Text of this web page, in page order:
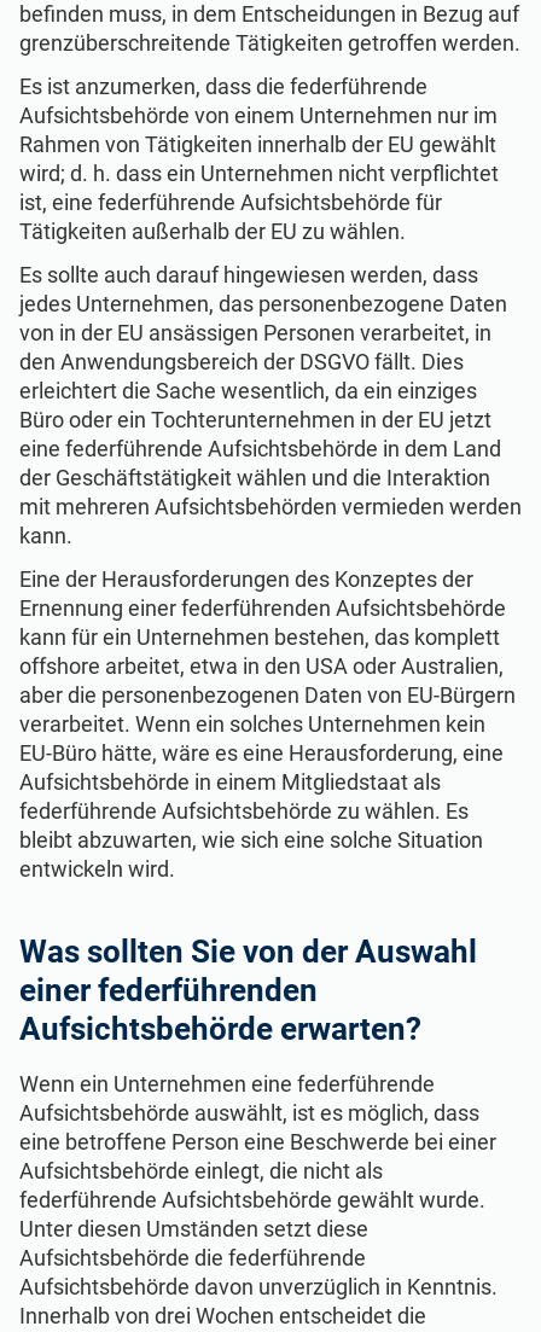
befinden muss, in dem Entscheidungen in Bezug auf
grenzüberschreitende Tätigkeiten getroffen werden.
Es ist anzumerken, dass die federführende
Aufsichtsbehörde von einem Unternehmen nur im
Rahmen von Tätigkeiten innerhalb der EU gewählt
wird; d. h. dass ein Unternehmen nicht verpflichtet
ist, eine federführende Aufsichtsbehörde für
Tätigkeiten außerhalb der EU zu wählen.
Es sollte auch darauf hingewiesen werden, dass
jedes Unternehmen, das personenbezogene Daten
von in der EU ansässigen Personen verarbeitet, in
den Anwendungsbereich der DSGVO fällt. Dies
erleichtert die Sache wesentlich, da ein einziges
Büro oder ein Tochterunternehmen in der EU jetzt
eine federführende Aufsichtsbehörde in dem Land
der Geschäftstätigkeit wählen und die Interaktion
mit mehreren Aufsichtsbehörden vermieden werden
kann.
Eine der Herausforderungen des Konzeptes der
Ernennung einer federführenden Aufsichtsbehörde
kann für ein Unternehmen bestehen, das komplett
offshore arbeitet, etwa in den USA oder Australien,
aber die personenbezogenen Daten von EU-Bürgern
verarbeitet. Wenn ein solches Unternehmen kein
EU-Büro hätte, wäre es eine Herausforderung, eine
Aufsichtsbehörde in einem Mitgliedstaat als
federführende Aufsichtsbehörde zu wählen. Es
bleibt abzuwarten, wie sich eine solche Situation
entwickeln wird.
Was sollten Sie von der Auswahl
einer federführenden
Aufsichtsbehörde erwarten?
Wenn ein Unternehmen eine federführende
Aufsichtsbehörde auswählt, ist es möglich, dass
eine betroffene Person eine Beschwerde bei einer
Aufsichtsbehörde einlegt, die nicht als
federführende Aufsichtsbehörde gewählt wurde.
Unter diesen Umständen setzt diese
Aufsichtsbehörde die federführende
Aufsichtsbehörde davon unverzüglich in Kenntnis.
Innerhalb von drei Wochen entscheidet die